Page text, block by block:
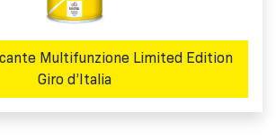
Multifunzione Limited Edition
Giro d’Italia